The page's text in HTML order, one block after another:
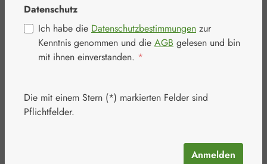
Datenschutz
Ich habe die Datenschutzbestimmungen zur
Kenntnis genommen und die AGB gelesen und bin
mit ihnen einverstanden. *
Die mit einem Stern (*) markierten Felder sind
Pflichtfelder.
Anmelden